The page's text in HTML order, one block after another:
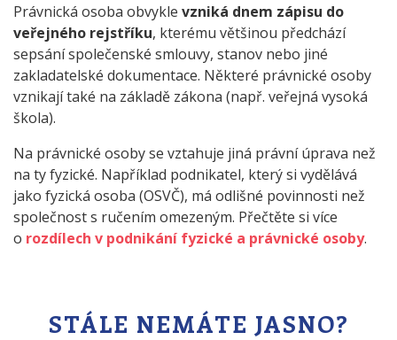
Právnická osoba obvykle vzniká dnem zápisu do
veřejného rejstříku, kterému většinou předchází
sepsání společenské smlouvy, stanov nebo jiné
zakladatelské dokumentace. Některé právnické osoby
vznikají také na základě zákona (např. veřejná vysoká
škola).
Na právnické osoby se vztahuje jiná právní úprava než
na ty fyzické. Například podnikatel, který si vydělává
jako fyzická osoba (OSVČ), má odlišné povinnosti než
společnost s ručením omezeným. Přečtěte si více
o rozdílech v podnikání fyzické a právnické osoby.
STÁLE NEMÁTE JASNO?